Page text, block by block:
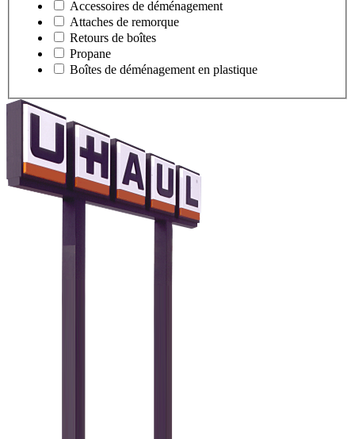
Accessoires de déménagement
Attaches de remorque
Retours de boîtes
Propane
Boîtes de déménagement en plastique